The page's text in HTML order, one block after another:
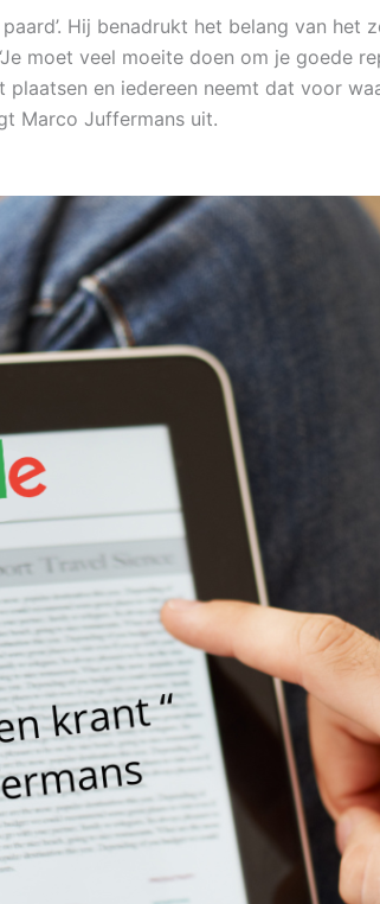
Hij benadrukt het belang van het
moet veel moeite doen om je goede
en iedereen neemt dat voor
Marco Juffermans uit.